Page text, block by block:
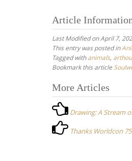
Article
Last Modified on April 7,
This entry was posted in
Tagged withanimals,
Bookmark this article
P
o
s
More Articles
Drawing: A Stream
Thanks Worldcon